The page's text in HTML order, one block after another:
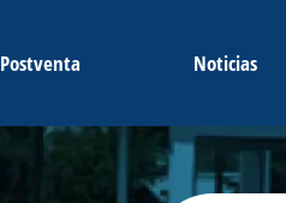
Postventa Noticias